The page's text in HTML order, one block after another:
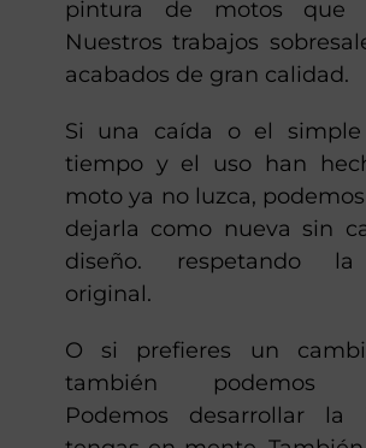
entera, Fast Design es
pintura de motos que
Nuestros trabajos
Si una caída o el simple
tiempo y el uso han
moto ya no luzca,
dejarla como nueva sin
diseño. respetando la
O si prefieres un
también podemos